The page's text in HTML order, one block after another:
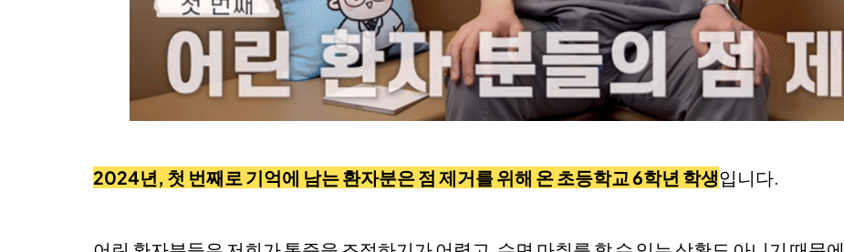
2024년, 첫 번째로 기억에 남는 환자분은 점 제거를 위해 온 초등학교 6학년 학생입니다.